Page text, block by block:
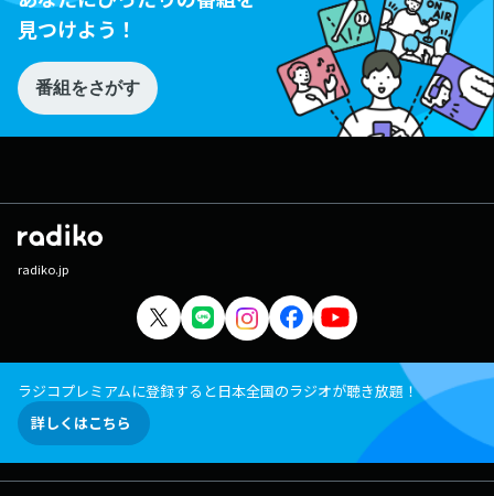
見つけよう！
番組をさがす
radiko.jp
ラジコプレミアムに登録すると日本全国のラジオが聴き放題！
詳しくはこちら